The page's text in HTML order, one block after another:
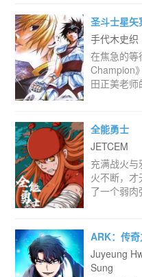
圣斗士星矢
手代木史织
在焦急的
Champion
田正美老
全能勇士
JETCEM
充满战火
火不断，
了一个弱
ARK：传
Juyeung
Sung